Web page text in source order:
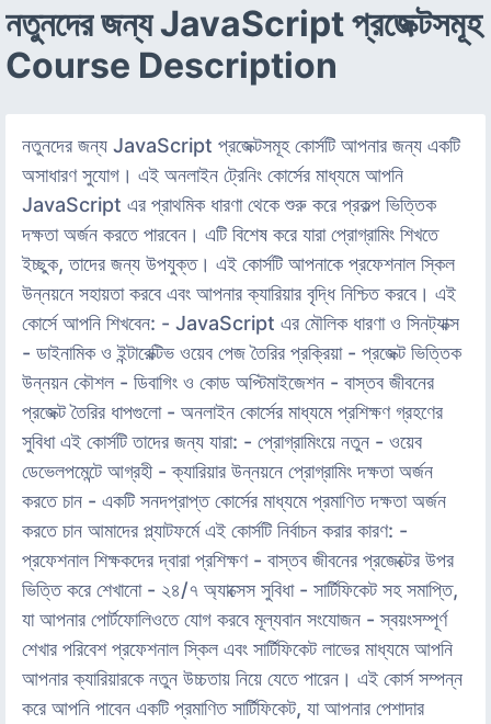
নতুনদের জন্য JavaScript প্রজেক্টসমূহ
Course Description
নতুনদের জন্য JavaScript প্রজেক্টসমূহ কোর্সটি আপনার জন্য একটি
অসাধারণ সুযোগ। এই অনলাইন ট্রেনিং কোর্সের মাধ্যমে আপনি
JavaScript এর প্রাথমিক ধারণা থেকে শুরু করে প্রকল্প ভিত্তিক
দক্ষতা অর্জন করতে পারবেন। এটি বিশেষ করে যারা প্রোগ্রামিং শিখতে
ইচ্ছুক, তাদের জন্য উপযুক্ত। এই কোর্সটি আপনাকে প্রফেশনাল স্কিল
উন্নয়নে সহায়তা করবে এবং আপনার ক্যারিয়ার বৃদ্ধি নিশ্চিত করবে। এই
কোর্সে আপনি শিখবেন: - JavaScript এর মৌলিক ধারণা ও সিনট্যাক্স
- ডাইনামিক ও ইন্টারেক্টিভ ওয়েব পেজ তৈরির প্রক্রিয়া - প্রজেক্ট ভিত্তিক
উন্নয়ন কৌশল - ডিবাগিং ও কোড অপ্টিমাইজেশন - বাস্তব জীবনের
প্রজেক্ট তৈরির ধাপগুলো - অনলাইন কোর্সের মাধ্যমে প্রশিক্ষণ গ্রহণের
সুবিধা এই কোর্সটি তাদের জন্য যারা: - প্রোগ্রামিংয়ে নতুন - ওয়েব
ডেভেলপমেন্টে আগ্রহী - ক্যারিয়ার উন্নয়নে প্রোগ্রামিং দক্ষতা অর্জন
করতে চান - একটি সনদপ্রাপ্ত কোর্সের মাধ্যমে প্রমাণিত দক্ষতা অর্জন
করতে চান আমাদের প্ল্যাটফর্মে এই কোর্সটি নির্বাচন করার কারণ: -
প্রফেশনাল শিক্ষকদের দ্বারা প্রশিক্ষণ - বাস্তব জীবনের প্রজেক্টের উপর
ভিত্তি করে শেখানো - ২৪/৭ অ্যাক্সেস সুবিধা - সার্টিফিকেট সহ সমাপ্তি,
যা আপনার পোর্টফোলিওতে যোগ করবে মূল্যবান সংযোজন - স্বয়ংসম্পূর্ণ
শেখার পরিবেশ প্রফেশনাল স্কিল এবং সার্টিফিকেট লাভের মাধ্যমে আপনি
আপনার ক্যারিয়ারকে নতুন উচ্চতায় নিয়ে যেতে পারেন। এই কোর্স সম্পন্ন
করে আপনি পাবেন একটি প্রমাণিত সার্টিফিকেট, যা আপনার পেশাদার